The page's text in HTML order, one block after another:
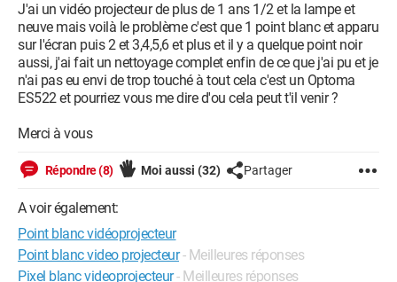
J'ai un vidéo projecteur de plus de 1 ans 1/2 et la lampe et
neuve mais voilà le problème c'est que 1 point blanc et apparu
sur l'écran puis 2 et 3,4,5,6 et plus et il y a quelque point noir
aussi, j'ai fait un nettoyage complet enfin de ce que j'ai pu et je
n'ai pas eu envi de trop touché à tout cela c'est un Optoma
ES522 et pourriez vous me dire d'ou cela peut t'il venir ?
Merci à vous
Répondre (8) Moi aussi (32) Partager
A voir également:
Point blanc vidéoprojecteur
Point blanc video projecteur - Meilleures réponses
Pixel blanc videoprojecteur- Meilleures réponses